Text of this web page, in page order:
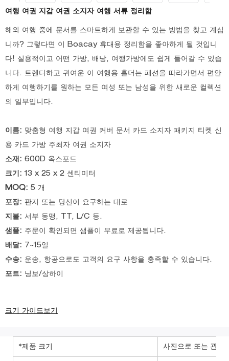
여행 여권 지갑 여권 소지자 여행 서류 정리함
해외 여행 중에 문서를 스마트하게 보관할 수 있는 방법을 찾고 계십
니까? 그렇다면 이 Boacay 휴대용 정리함을 좋아하게 될 것입니
다! 실용적이고 어떤 가방, 배낭, 여행가방에도 쉽게 들어갈 수 있습
니다. 트렌디하고 귀여운 이 여행용 홀더는 패션을 따라가면서 편안
하게 여행하기를 원하는 모든 여성 또는 남성을 위한 새로운 컬렉션
의 일부입니다.
이름: 맞춤형 여행 지갑 여권 커버 문서 카드 소지자 패키지 티켓 신
용 카드 가방 주최자 여권 소지자
소재: 600D 옥스포드
크기: 13 x 25 x 2 센티미터
MOQ: 5 개
포장: 판지 또는 당신이 요구하는 대로
지불: 서부 동맹, TT, L/C 등.
샘플: 주문이 확인되면 샘플이 무료로 제공됩니다.
배달:
7~15일
수송: 운송, 항공으로도 고객의 요구 사항을 충족할 수 있습니다.
포트: 닝보/상하이
크기 가이드보기
*제품 크기 사진으로 또는 관례